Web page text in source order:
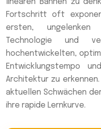
Fortschritt oft
ersten,
Technologie und
hochentwickelten,
Entwicklungstempo
Architektur zu
aktuellen Schwächen
ihre rapide Lernkurve.